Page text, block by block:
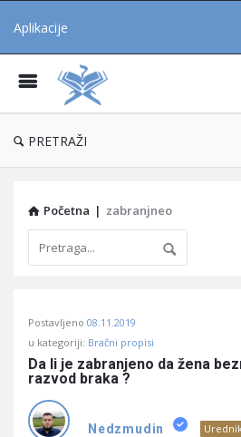
Aplikacije
PRETRAŽI
Početna | zabranjneo
Učene
Latest
Pitanja
Postavljeno 08.11.2019
u kategoriji: Bračni propisi
Da li je zabranjeno da žena
razvod braka ?
Nedzmudin